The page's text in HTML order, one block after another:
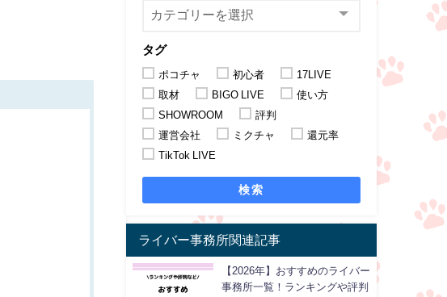
タグ
ポコチャ 初心者
17LIVE
取材
BIGO LIVE
使い方
SHOWROOM
評判
運営会社
ミクチャ
還元率
TikTok LIVE
検索
ライバー事務所関連記事
【2026年】おすすめのライバー
事務所一覧！ランキングや評判